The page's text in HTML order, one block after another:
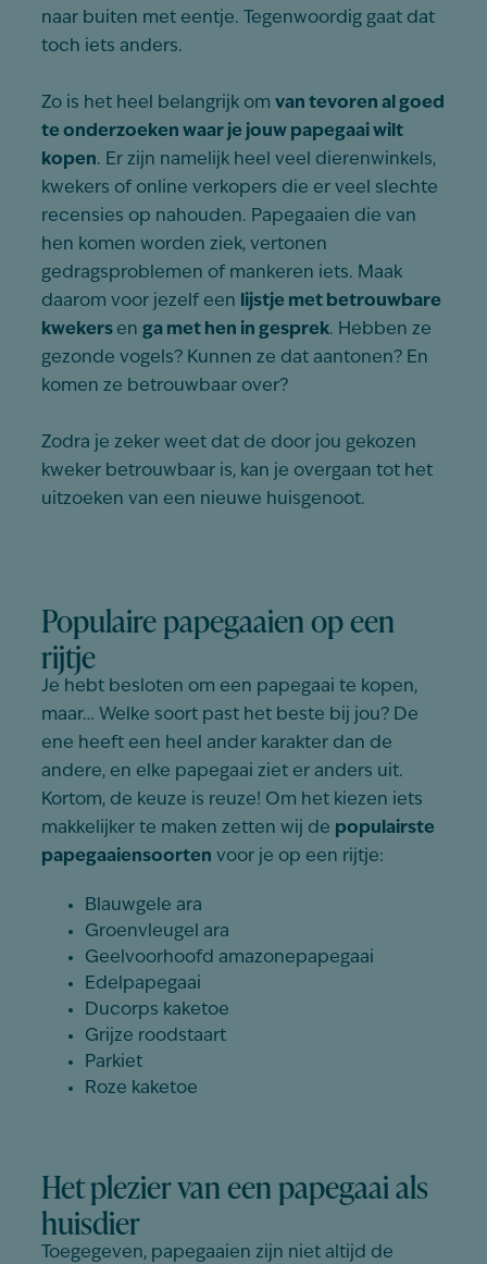
naar buiten met eentje. Tegenwoordig gaat dat
toch iets anders.
Zo is het heel belangrijk om van tevoren al goed
te onderzoeken waar je jouw papegaai wilt
kopen. Er zijn namelijk heel veel dierenwinkels,
kwekers of online verkopers die er veel slechte
recensies op nahouden. Papegaaien die van
hen komen worden ziek, vertonen
gedragsproblemen of mankeren iets. Maak
daarom voor jezelf een
lijstje met betrouwbare
kwekers en ga met hen in gesprek. Hebben ze
gezonde vogels? Kunnen ze dat aantonen? En
komen ze betrouwbaar over?
Zodra je zeker weet dat de door jou gekozen
kweker betrouwbaar is, kan je overgaan tot het
uitzoeken van een nieuwe huisgenoot.
Populaire papegaaien op een
rijtje
Je hebt besloten om een papegaai te kopen,
maar… Welke soort past het beste bij jou? De
ene heeft een heel ander karakter dan de
andere, en elke papegaai ziet er anders uit.
Kortom, de keuze is reuze! Om het kiezen iets
makkelijker te maken zetten wij de populairste
papegaaiensoorten voor je op een rijtje:
Blauwgele ara
Groenvleugel ara
Geelvoorhoofd amazonepapegaai
Edelpapegaai
Ducorps kaketoe
Grijze roodstaart
Parkiet
Roze kaketoe
Het plezier van een papegaai als
huisdier
Toegegeven, papegaaien zijn niet altijd de